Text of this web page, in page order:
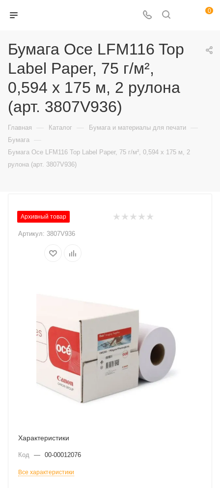
0
Бумага Oce LFM116 Top
Label Paper, 75 г/м²,
0,594 х 175 м, 2 рулона
(арт. 3807V936)
Главная — Каталог — Бумага и материалы для печати —
Бумага —
Бумага Oce LFM116 Top Label Paper, 75 г/м², 0,594 х 175 м, 2
рулона (арт. 3807V936)
Архивный товар
Артикул: 3807V936
Характеристики
Код — 00-00012076
Все характеристики